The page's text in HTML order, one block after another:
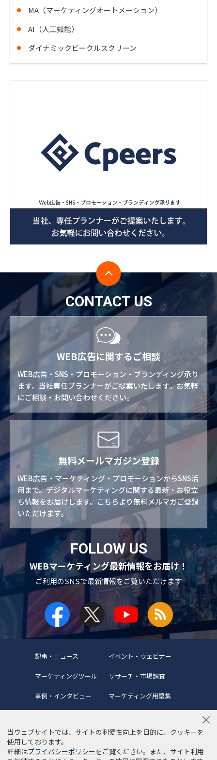
MA（マーケティングオートメーション）
AI（人工知能）
ダイナミックビークルスクリーン
CONTACT US
WEB広告に関するご相談
WEB広告・SNS・プロモーション・ブランディング承り
ます。当社専任プランナーがご提案いたします。お気軽
にご相談・お問い合わせください。
無料メールマガジン登録
WEB広告・マーケティング・プロモーションからSNS活
用まで。デジタルマーケティングに関する最新・お役立
ち情報をお届けします。こちらより無料メルマガご登録
いただけます。
FOLLOW US
WEBマーケティング最新情報をお届け！
ご利用のSNSで最新情報をご覧いただけます
記事・ニュース イベント・ウェビナー
マーケティングツール リサーチ・市場調査
事例・インタビュー マーケティング用語集
当サイトについて 編集ポリシー
サイトマップ
当ウェブサイトでは、サイトの利便性向上を目的に、クッキーを
使用しております。
詳細はプライバシーポリシーをご覧ください。また、サイト利用